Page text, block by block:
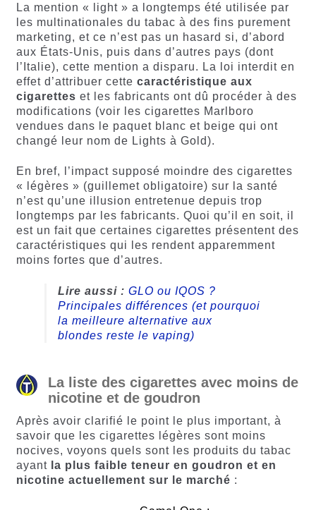
La mention « light » a longtemps été utilisée par
les multinationales du tabac à des fins purement
marketing, et ce n’est pas un hasard si, d’abord
aux États-Unis, puis dans d’autres pays (dont
l’Italie), cette mention a disparu. La loi interdit en
effet d’attribuer cette caractéristique aux
cigarettes et les fabricants ont dû procéder à des
modifications (voir les cigarettes Marlboro
vendues dans le paquet blanc et beige qui ont
changé leur nom de Lights à Gold).
En bref, l’impact supposé moindre des cigarettes
« légères » (guillemet obligatoire) sur la santé
n’est qu’une illusion entretenue depuis trop
longtemps par les fabricants. Quoi qu’il en soit, il
est un fait que certaines cigarettes présentent des
caractéristiques qui les rendent apparemment
moins fortes que d’autres.
Lire aussi : GLO ou IQOS ?
Principales différences (et pourquoi
la meilleure alternative aux
blondes reste le vaping)
La liste des cigarettes avec moins de
nicotine et de goudron
Après avoir clarifié le point le plus important, à
savoir que les cigarettes légères sont moins
nocives, voyons quels sont les produits du tabac
ayant la plus faible teneur en goudron et en
nicotine actuellement sur le marché :